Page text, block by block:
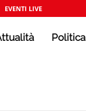
EVENTI LIVE
Politica